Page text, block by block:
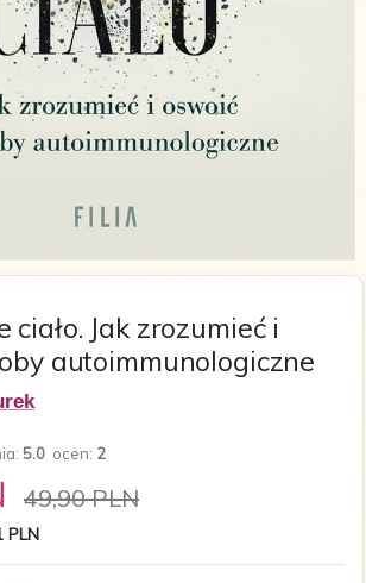
Jak zrozumieć i
autoimmunologiczne
5.0 ocen: 2
49,90 PLN
PLN